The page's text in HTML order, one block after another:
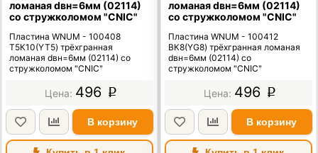
ломаная dвн=6мм (02114)
со стружколомом "CNIC"
Пластина WNUM - 100408
Т5К10(YT5) трёхгранная
ломаная dвн=6мм (02114) со
стружколомом "CNIC"
496 p
В корзину
ломаная dвн=6мм (02114)
со стружколомом "CNIC"
Пластина WNUM - 100412
ВК8(YG8) трёхгранная ломаная
dвн=6мм (02114) со
стружколомом "CNIC"
496 p
В корзину